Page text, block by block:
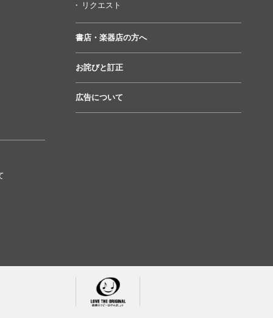
リクエスト
書店・楽器店の方へ
お詫びと訂正
広告について